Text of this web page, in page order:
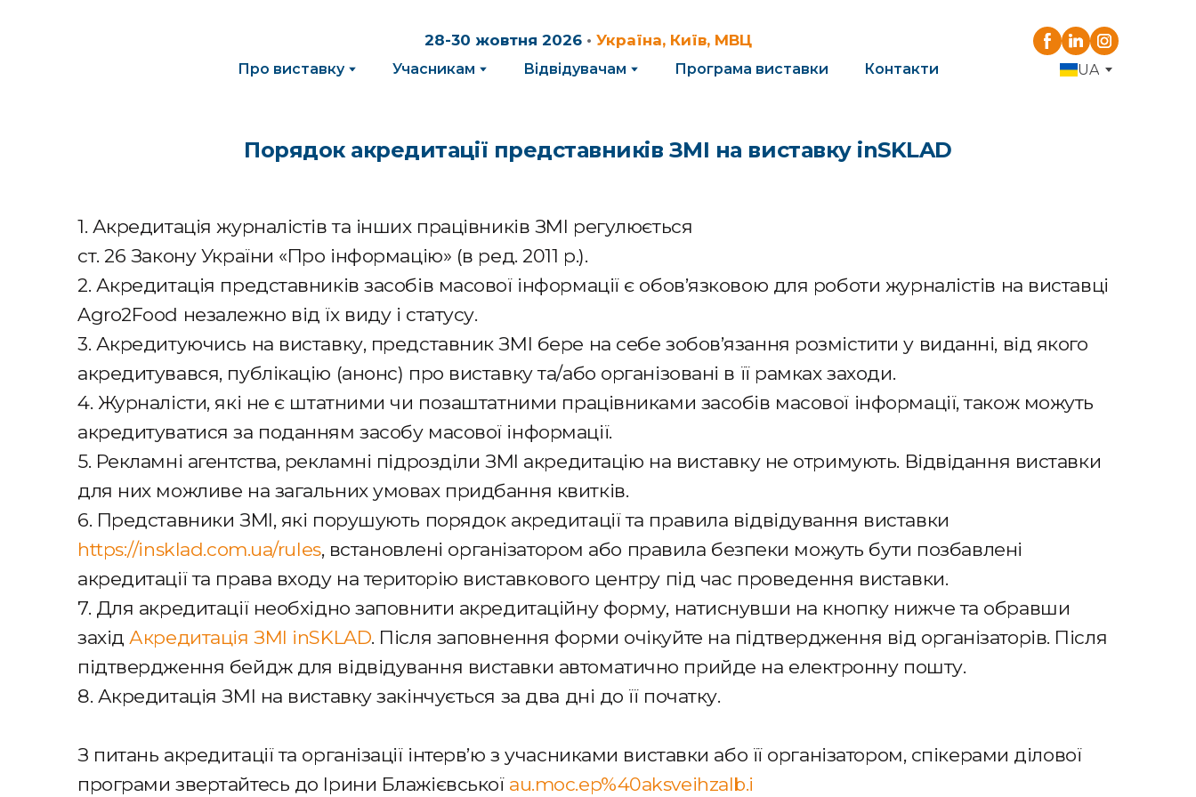
28-30 жовтня 2026 • Україна, Київ, МВЦ
Про виставку Учасникам Відвідувачам Програма виставки Контакти UA
Порядок акредитації представників ЗМІ на виставку inSKLAD
1. Акредитація журналістів та інших працівників ЗМІ регулюється
ст. 26 Закону України «Про інформацію» (в ред. 2011 р.).
2. Акредитація представників засобів масової інформації є обов’язковою для роботи журналістів на виставці
Agro2Food незалежно від їх виду і статусу.
3. Акредитуючись на виставку, представник ЗМІ бере на себе зобов’язання розмістити у виданні, від якого
акредитувався, публікацію (анонс) про виставку та/або організовані в її рамках заходи.
4. Журналісти, які не є штатними чи позаштатними працівниками засобів масової інформації, також можуть
акредитуватися за поданням засобу масової інформації.
5. Рекламні агентства, рекламні підрозділи ЗМІ акредитацію на виставку не отримують. Відвідання виставки
для них можливе на загальних умовах придбання квитків.
6. Представники ЗМІ, які порушують порядок акредитації та правила відвідування виставки
https://insklad.com.ua/rules, встановлені організатором або правила безпеки можуть бути позбавлені
акредитації та права входу на територію виставкового центру під час проведення виставки.
7. Для акредитації необхідно заповнити акредитаційну форму, натиснувши на кнопку нижче та обравши
західАкредитація ЗМІ inSKLAD. Після заповнення форми очікуйте на підтвердження від організаторів. Після
підтвердження бейдж для відвідування виставки автоматично прийде на електронну пошту.
8. Акредитація ЗМІ на виставку закінчується за два дні до її початку.
З питань акредитації та організації інтерв’ю з учасниками виставки або її організатором, спікерами ділової
програми звертайтесь до Ірини Блажієвської au.moc.ep%40aksveihzalb.i